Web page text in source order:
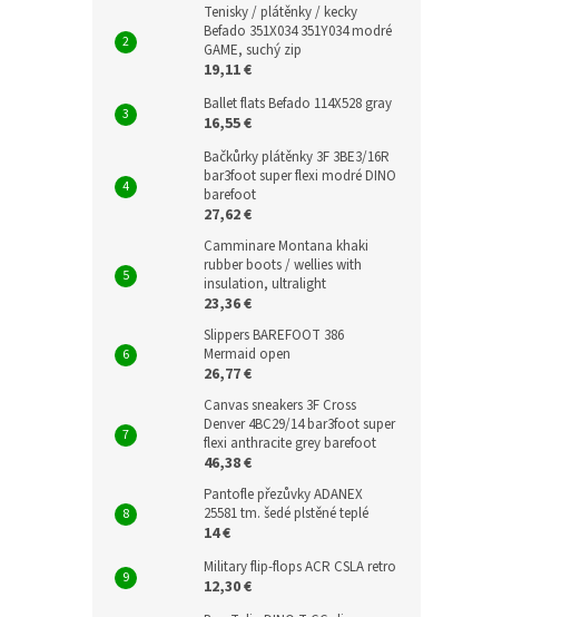
Tenisky / plátěnky / kecky
Befado 351X034 351Y034 modré
GAME, suchý zip
19,11 €
Ballet flats Befado 114X528 gray
16,55 €
Bačkůrky plátěnky 3F 3BE3/16R
bar3foot super flexi modré DINO
barefoot
27,62 €
Camminare Montana khaki
rubber boots / wellies with
insulation, ultralight
23,36 €
Slippers BAREFOOT 386
Mermaid open
26,77 €
Canvas sneakers 3F Cross
Denver 4BC29/14 bar3foot super
flexi anthracite grey barefoot
46,38 €
Pantofle přezůvky ADANEX
25581 tm. šedé plstěné teplé
14 €
Military flip-flops ACR CSLA retro
12,30 €